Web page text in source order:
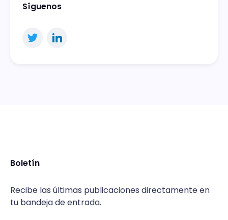
Síguenos
Boletín
Recibe las últimas publicaciones directamente en
tu bandeja de entrada.